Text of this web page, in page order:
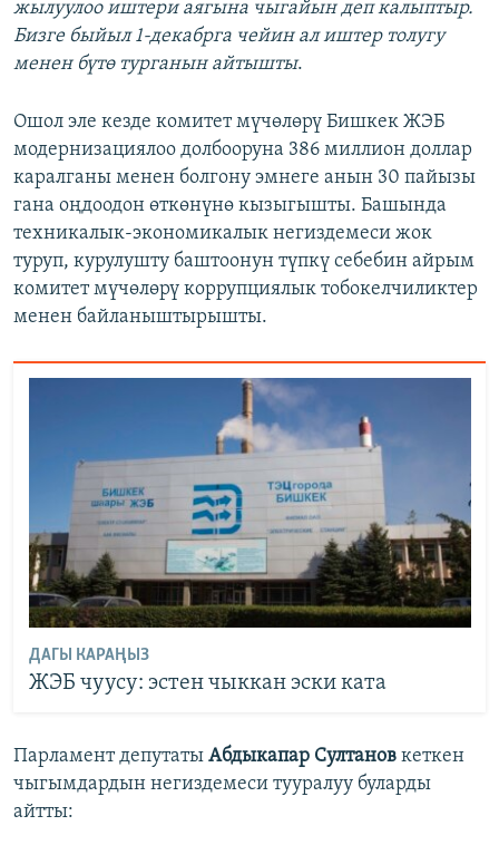
жылуулоо иштери аягына чыгайын деп калыптыр.
Бизге быйыл 1-декабрга чейин ал иштер толугу
менен бүтө турганын айтышты.
Ошол эле кезде комитет мүчөлөрү Бишкек ЖЭБ
модернизациялоо долбооруна 386 миллион доллар
каралганы менен болгону эмнеге анын 30 пайызы
гана оңдоодон өткөнүнө кызыгышты. Башында
техникалык-экономикалык негиздемеси жок
туруп, курулушту баштоонун түпкү себебин айрым
комитет мүчөлөрү коррупциялык тобокелчиликтер
менен байланыштырышты.
ДАГЫ КАРАҢЫЗ
ЖЭБ чуусу: эстен чыккан эски ката
Парламент депутаты Абдыкапар Султанов кеткен
чыгымдардын негиздемеси тууралуу буларды
айтты: